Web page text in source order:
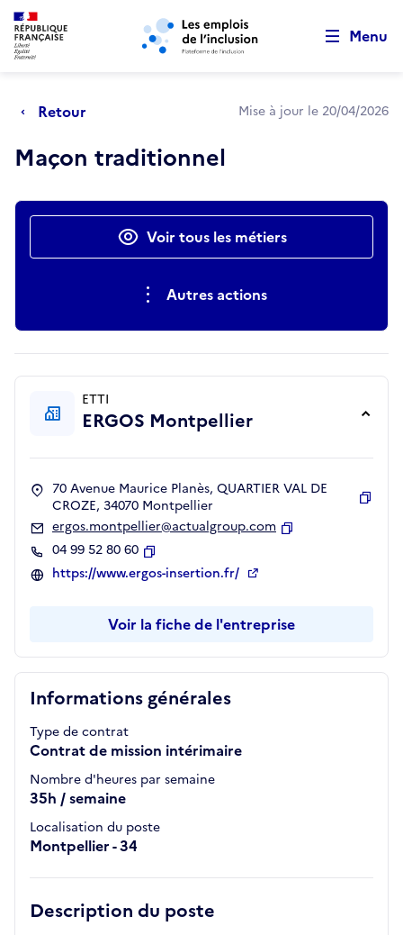
Aller au menu principal Aller au contenu principal
Menu
Retour Mise à jour le 20/04/2026
Maçon traditionnel
Actions rapidesVoir tous les métiers
Autres actions
Informations générales
Type de contrat
Contrat de mission intérimaire
Nombre d'heures par semaine
35h / semaine
Localisation du poste
Montpellier - 34
Description du poste
ETTI
ERGOS Montpellier
70 Avenue Maurice Planès, QUARTIER VAL DE
CROZE, 34070 Montpellier
ergos.montpellier@actualgroup.com
04 99 52 80 60
Copier
https://www.ergos-insertion.fr/
Voir la fiche de l'entreprise
Retour au début de la page
Panneau de gestion des cookies